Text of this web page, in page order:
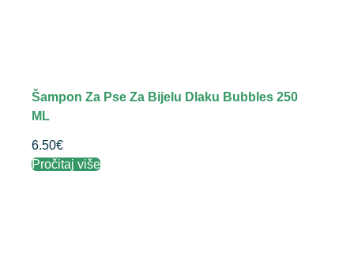
Šampon Za Pse Za Bijelu Dlaku Bubbles 250
ML
6.50€
Pročitaj više